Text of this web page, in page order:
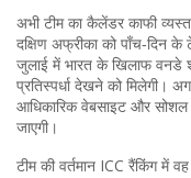
अभी टीम का कैलेंडर काफी
दक्षिण अफ्रीका को पाँच‑दिन
जुलाई में भारत के खिलाफ वनडे
प्रतिस्पर्धा देखने को मिलेगी।
आधिकारिक वेबसाइट और सोशल
जाएगी।
टीम की वर्तमान ICC रैंकिंग में